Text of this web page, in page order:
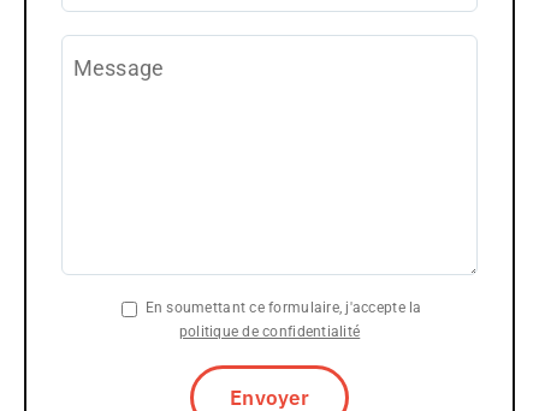
Message
En soumettant ce formulaire, j'accepte la
politique de confidentialité